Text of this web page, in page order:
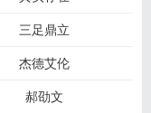
三足鼎立
杰德艾伦
郝劭文